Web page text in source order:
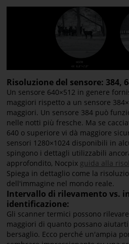
Risoluzione del sensore: 384,
Un sensore 640×512 in genere
maggiori rispetto a un sensore
maggiori. Un sensore 384 può
nelle notti più fresche. Ma se
640 o superiore vi dà maggiore
sensori 1280×1024 disponibili in
spingono i dettagli utilizzabili
approfondito, Nocpix guida alla
Spiega in dettaglio come la
dell'immagine nel mondo reale.
Intervallo di rilevamento vs.
identificazione:
Gli scanner termici possono
maggiori di quanto possano
bersaglio. Ecco perché un'ampia